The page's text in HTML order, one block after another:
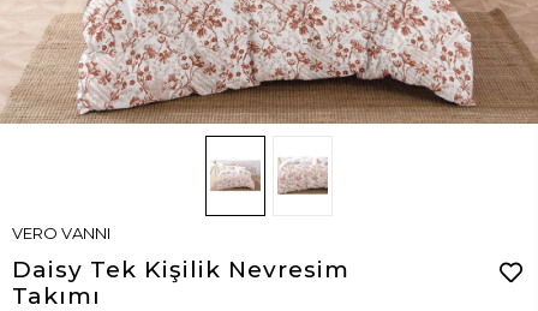
VERO VANNI
Daisy Tek Kişilik Nevresim
Takımı